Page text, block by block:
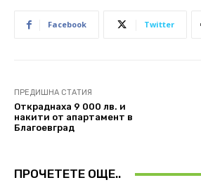
Facebook Twitter
ПРЕДИШНА СТАТИЯ
Откраднаха 9 000 лв. и
накити от апартамент в
Благоевград
ПРОЧЕТЕТЕ ОЩЕ..